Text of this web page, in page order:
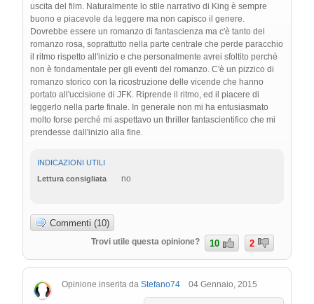
uscita del film. Naturalmente lo stile narrativo di King è sempre
buono e piacevole da leggere ma non capisco il genere.
Dovrebbe essere un romanzo di fantascienza ma c'è tanto del
romanzo rosa, soprattutto nella parte centrale che perde paracchio
il ritmo rispetto all'inizio e che personalmente avrei sfoltito perché
non è fondamentale per gli eventi del romanzo. C'è un pizzico di
romanzo storico con la ricostruzione delle vicende che hanno
portato all'uccisione di JFK. Riprende il ritmo, ed il piacere di
leggerlo nella parte finale. In generale non mi ha entusiasmato
molto forse perché mi aspettavo un thriller fantascientifico che mi
prendesse dall'inizio alla fine.
INDICAZIONI UTILI
Lettura consigliata
no
Commenti (10)
Trovi utile questa opinione? 10 2
Opinione inserita da Stefano74 04 Gennaio, 2015